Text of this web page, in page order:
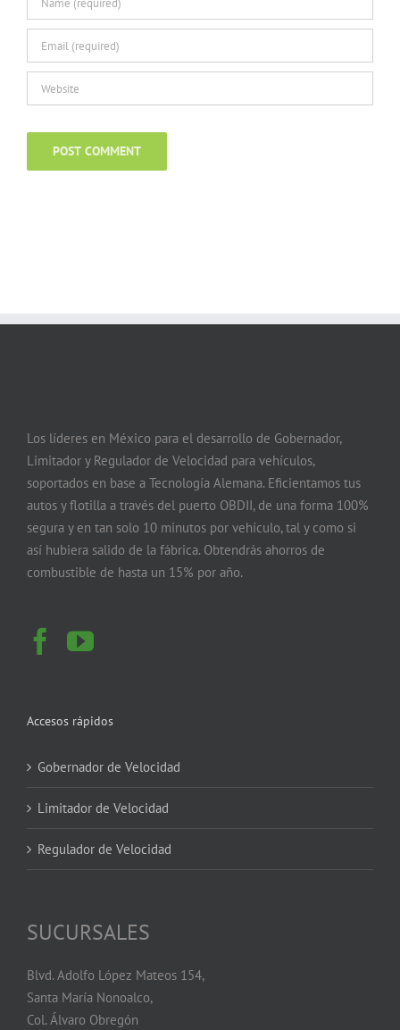
Los líderes en México para el desarrollo de Gobernador,
Limitador y Regulador de Velocidad para vehículos,
soportados en base a Tecnología Alemana. Eficientamos tus
autos y flotilla a través del puerto OBDII, de una forma 100%
segura y en tan solo 10 minutos por vehículo, tal y como si
así hubiera salido de la fábrica. Obtendrás ahorros de
combustible de hasta un 15% por año.
Accesos rápidos
Gobernador de Velocidad
Limitador de Velocidad
Regulador de Velocidad
SUCURSALES
Blvd. Adolfo López Mateos 154,
Santa María Nonoalco,
Col. Álvaro Obregón